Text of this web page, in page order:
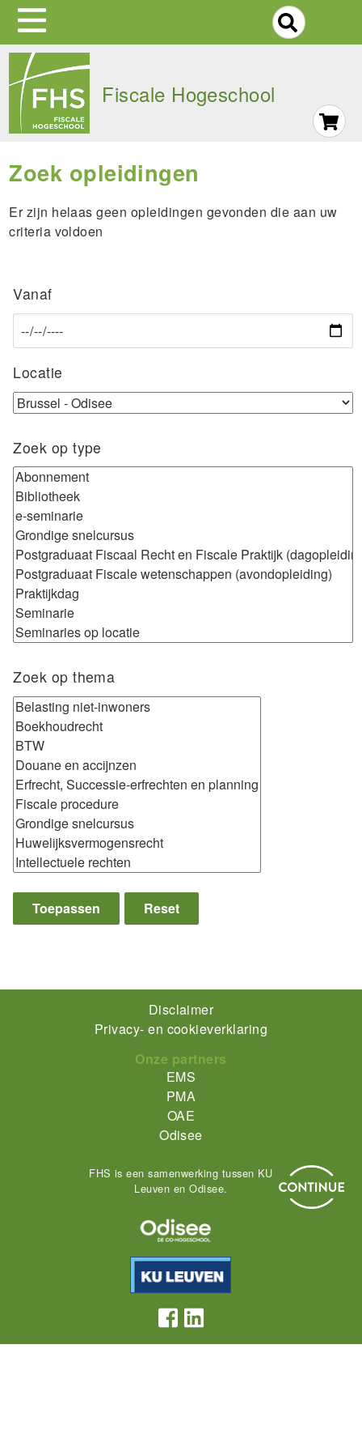
Skip
main
navigation
Fiscale Hogeschool
Zoek opleidingen
Er zijn helaas geen opleidingen gevonden die aan uw
criteria voldoen
Vanaf
Locatie
Zoek op type
Zoek op thema
Disclaimer
Privacy- en cookieverklaring
Onze partners
EMS
PMA
OAE
Odisee
FHS is een samenwerking tussen KU
Leuven en Odisee.